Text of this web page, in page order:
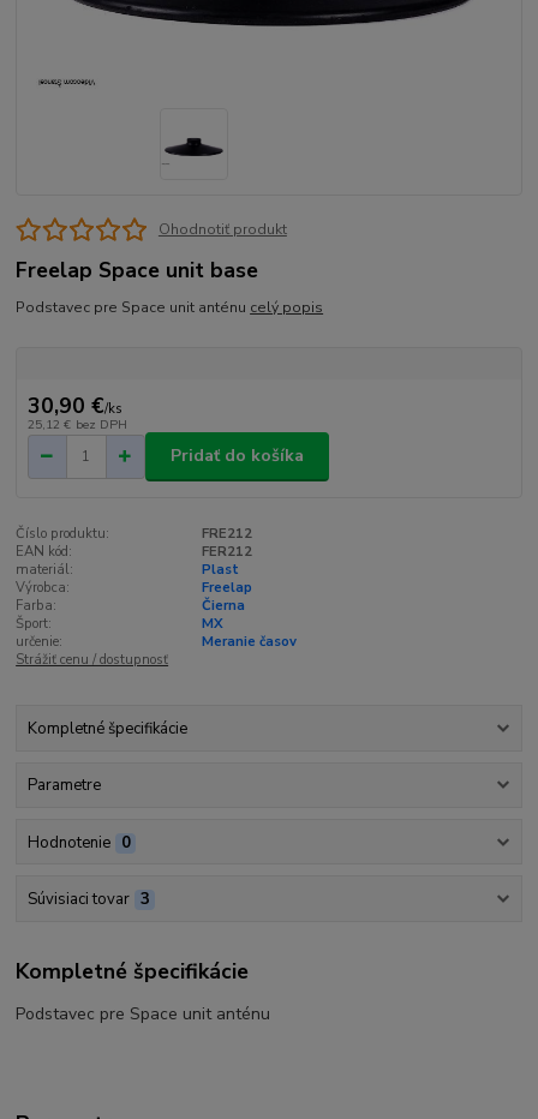
Ohodnotiť produkt
Freelap Space unit base
Podstavec pre Space unit anténu celý popis
30,90 €/ks
25,12 € bez DPH
Pridať do košíka
Číslo produktu:
FRE212
EAN kód:
FER212
materiál:
Plast
Výrobca:
Freelap
Farba:
Čierna
Šport:
MX
určenie:
Meranie časov
Strážiť cenu / dostupnosť
Kompletné špecifikácie
Parametre
Hodnotenie 0
Súvisiaci tovar 3
Kompletné špecifikácie
Podstavec pre Space unit anténu